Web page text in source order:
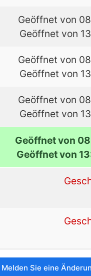
Geöffnet von
Geöffnet von
Geöffnet von
Geöffnet von
Geöffnet von
Geöffnet von
Geöffnet von
Geöffnet von
Melden Sie eine